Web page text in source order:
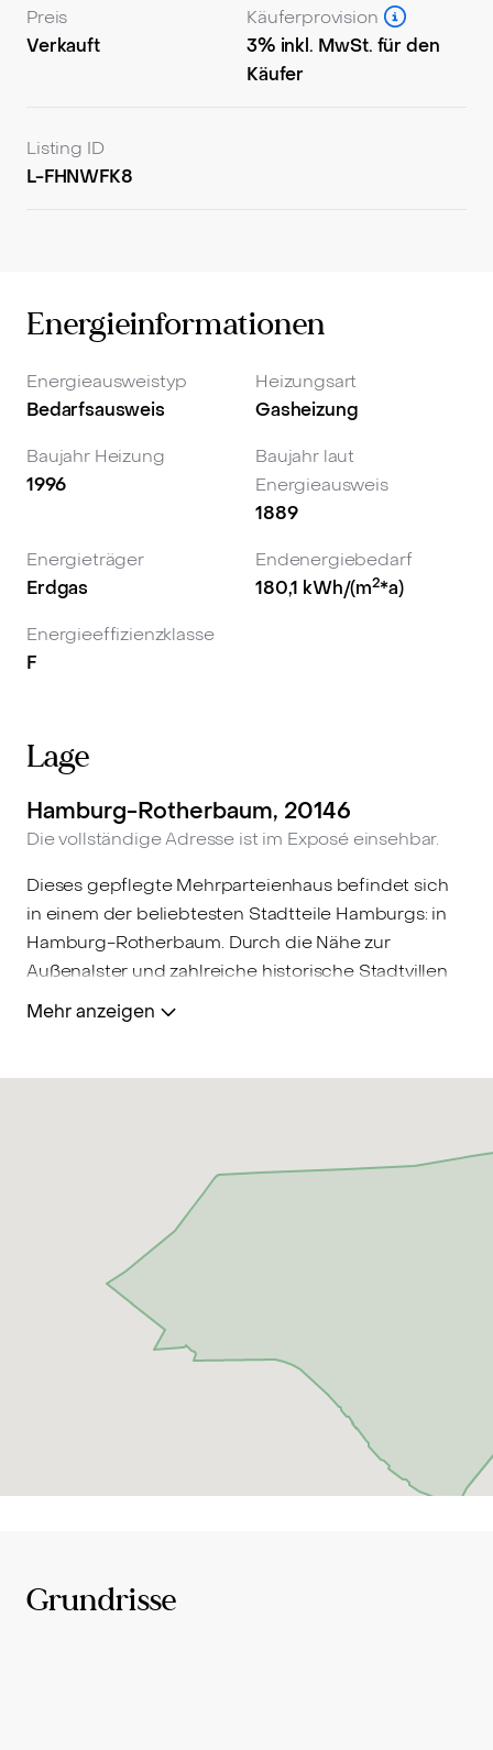
Grundstück. Dieses ist nach Nordosten ausgerichtet
und durch den länglichen Schnitt den ganzen Tag
Preis
Verkauft
Käuferprovision
3% inkl. MwSt. für den
Käufer
Listing ID
L-FHNWFK8
Energieinformationen
Energieausweistyp
Bedarfsausweis
Heizungsart
Gasheizung
Baujahr Heizung
1996
Baujahr laut
Energieausweis
1889
Energieträger
Erdgas
Endenergiebedarf
180,1 kWh/(m2*a)
Energieeffizienzklasse
F
Lage
Hamburg-Rotherbaum, 20146
Die vollständige Adresse ist im Exposé einsehbar.
Dieses gepflegte Mehrparteienhaus befindet sich
in einem der beliebtesten Stadtteile Hamburgs: in
Hamburg-Rotherbaum. Durch die Nähe zur
Außenalster und zahlreiche historische Stadtvillen
zählt dieser Stadtteil zu den gefragtesten der
Hansestadt. Die Universität Hamburg ist nur wenige
sind die Hamburger Innenstadt, die einzigartige
gelegen. Ein einzigartiger Blick geht vom
Wasserturm im Schanzenpark mit dessen
renommierten Mövenpick Hotel bis zum rund 275
Meter hohen Heinrich-Hertz-Turm.
Für eine ausgiebige Jogging- oder Spazierrunde
erreichen Sie die Alster in ca. 15 Minuten. Dieser
Stadtteil bildet die perfekte Mischung aus jungen
Studierenden und einem gehobenen Wohnviertel.
Besonders sind neben den zahlreichen
Einkaufsmöglichkeiten auch die vielfältigen
Restaurants und Kneipen, welche besonders im
benachbarten Grindelviertel zu schönen Abenden
Dammtor gelegen - von dort fährt neben den S-
Mehr anzeigen
Grundrisse